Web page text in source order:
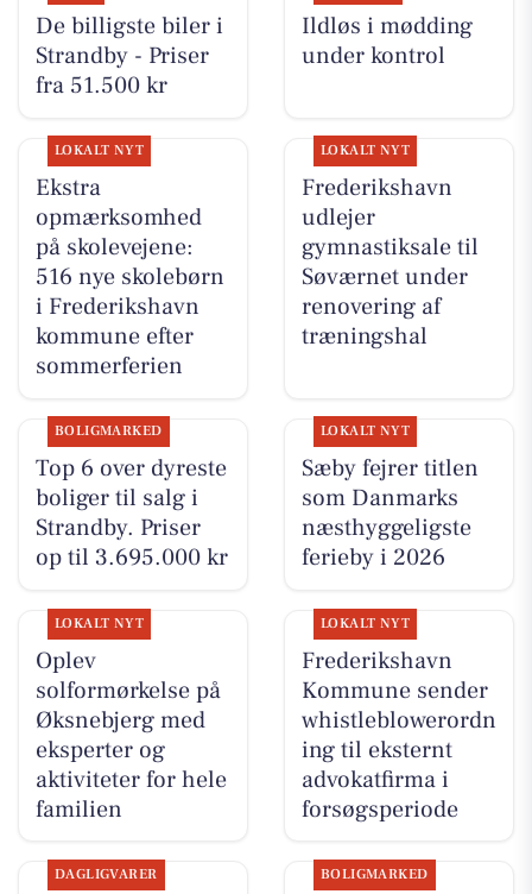
De billigste biler i
Strandby - Priser
fra 51.500 kr
Ildløs i mødding
under kontrol
LOKALT NYT
Ekstra
opmærksomhed
på skolevejene:
516 nye skolebørn
i Frederikshavn
kommune efter
sommerferien
LOKALT NYT
Frederikshavn
udlejer
gymnastiksale til
Søværnet under
renovering af
træningshal
BOLIGMARKED
Top 6 over dyreste
boliger til salg i
Strandby. Priser
op til 3.695.000 kr
LOKALT NYT
Sæby fejrer titlen
som Danmarks
næsthyggeligste
ferieby i 2026
LOKALT NYT
Oplev
solformørkelse på
Øksnebjerg med
eksperter og
aktiviteter for hele
familien
LOKALT NYT
Frederikshavn
Kommune sender
whistleblowerordn
ing til eksternt
advokatfirma i
forsøgsperiode
DAGLIGVARER BOLIGMARKED